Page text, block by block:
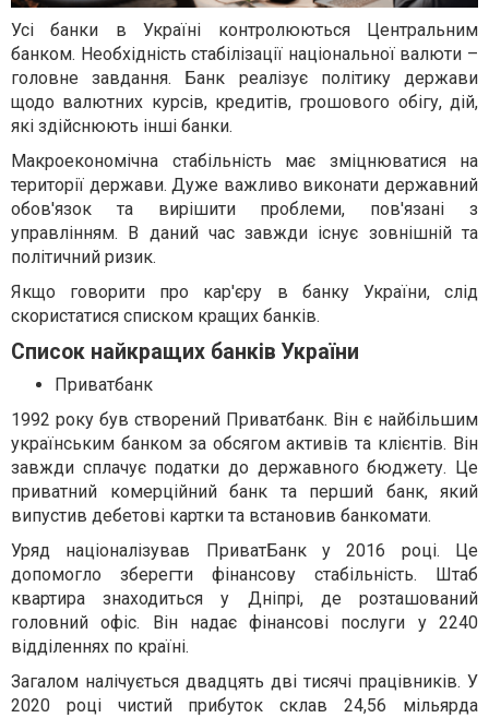
Усі банки в Україні контролюються Центральним
банком. Необхідність стабілізації національної валюти –
головне завдання. Банк реалізує політику держави
щодо валютних курсів, кредитів, грошового обігу, дій,
які здійснюють інші банки.
Макроекономічна стабільність має зміцнюватися на
території держави. Дуже важливо виконати державний
обов'язок та вирішити проблеми, пов'язані з
управлінням. В даний час завжди існує зовнішній та
політичний ризик.
Якщо говорити про кар'єру в банку України, слід
скористатися списком кращих банків.
Список найкращих банків України
Приватбанк
1992 року був створений Приватбанк. Він є найбільшим
українським банком за обсягом активів та клієнтів. Він
завжди сплачує податки до державного бюджету. Це
приватний комерційний банк та перший банк, який
випустив дебетові картки та встановив банкомати.
Уряд націоналізував ПриватБанк у 2016 році. Це
допомогло зберегти фінансову стабільність. Штаб
квартира знаходиться у Дніпрі, де розташований
головний офіс. Він надає фінансові послуги у 2240
відділеннях по країні.
Загалом налічується двадцять дві тисячі працівників. У
2020 році чистий прибуток склав 24,56 мільярда